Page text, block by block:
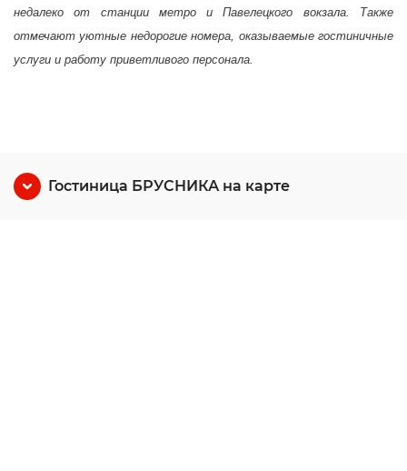
недалеко от станции метро и Павелецкого вокзала. Также
отмечают уютные недорогие номера, оказываемые гостиничные
услуги и работу приветливого персонала.
Гостиница БРУСНИКА на карте